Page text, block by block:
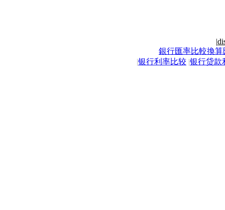
|
銀行匯率比較換算
|银行利率比较 |银行贷款